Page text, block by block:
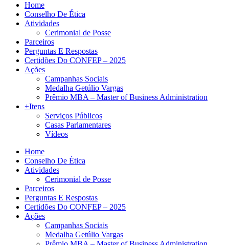
Home
Conselho De Ética
Atividades
Cerimonial de Posse
Parceiros
Perguntas E Respostas
Certidões Do CONFEP – 2025
Ações
Campanhas Sociais
Medalha Getúlio Vargas
Prêmio MBA – Master of Business Administration
+Itens
Serviços Públicos
Casas Parlamentares
Vídeos
Home
Conselho De Ética
Atividades
Cerimonial de Posse
Parceiros
Perguntas E Respostas
Certidões Do CONFEP – 2025
Ações
Campanhas Sociais
Medalha Getúlio Vargas